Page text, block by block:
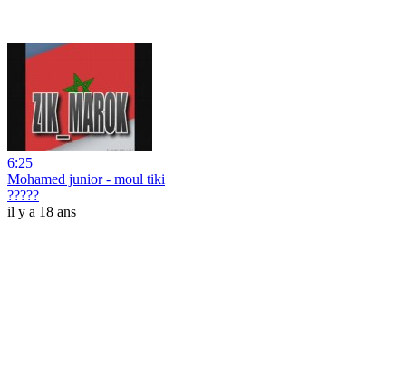
6:25
Mohamed junior - moul tiki
?????
il y a 18 ans